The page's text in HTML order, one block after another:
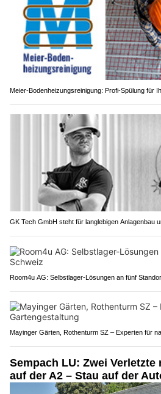
Meier-Bodenheizungsreinigung: Profi-Spülung für
GK Tech GmbH steht für langlebigen Anlagenbau
Room4u AG: Selbstlager-Lösungen an fünf
Mayinger Gärten, Rothenturm SZ – Experten für
Sempach LU: Zwei
auf der A2 – Stau auf der